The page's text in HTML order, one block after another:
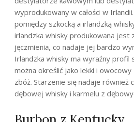
wyprodukowany w całości w
pomiędzy szkocką a irlandzką
irlandzka whisky produkowana jest
jęczmienia, co nadaje jej bardzo
Irlandzka whisky ma wyraźny profil
można określić jako lekki i
zbóż. Starzenie się nadaje również
dębowej whisky i karmelu z